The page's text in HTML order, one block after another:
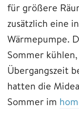
für größere
zusätzlich eine
Wärmepumpe.
Sommer
Übergangszeit
hatten die
Sommer im